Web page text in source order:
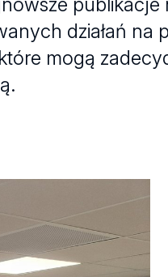
publikacje
działań na
mogą